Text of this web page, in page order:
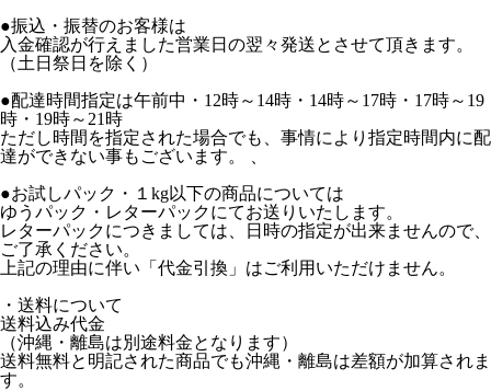
●振込・振替のお客様は
入金確認が行えました営業日の翌々発送とさせて頂きます。
（土日祭日を除く）
●配達時間指定は午前中・12時～14時・14時～17時・17時～19
時・19時～21時
ただし時間を指定された場合でも、事情により指定時間内に配
達ができない事もございます。 、
●お試しパック・１kg以下の商品については
ゆうパック・レターパックにてお送りいたします。
レターパックにつきましては、日時の指定が出来ませんので、
ご了承ください。
上記の理由に伴い「代金引換」はご利用いただけません。
・送料について
送料込み代金
（沖縄・離島は別途料金となります）
送料無料と明記された商品でも沖縄・離島は差額が加算されま
す。